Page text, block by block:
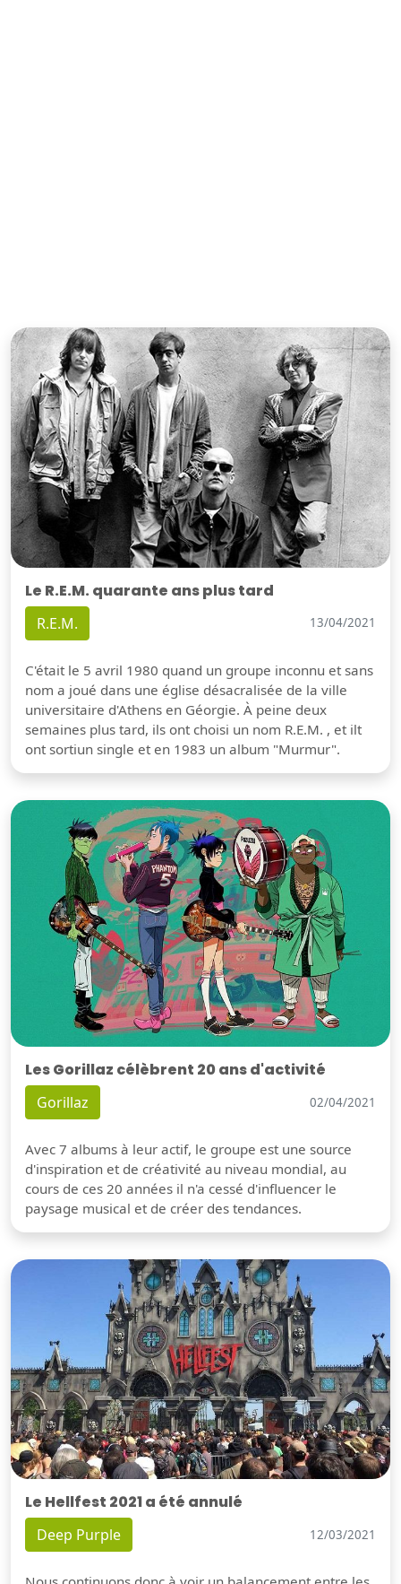
Le R.E.M. quarante ans plus tard
R.E.M. 13/04/2021
C'était le 5 avril 1980 quand un groupe inconnu et sans
nom a joué dans une église désacralisée de la ville
universitaire d'Athens en Géorgie. À peine deux
semaines plus tard, ils ont choisi un nom R.E.M. , et ilt
ont sortiun single et en 1983 un album "Murmur".
Les Gorillaz célèbrent 20 ans d'activité
Gorillaz 02/04/2021
Avec 7 albums à leur actif, le groupe est une source
d'inspiration et de créativité au niveau mondial, au
cours de ces 20 années il n'a cessé d'influencer le
paysage musical et de créer des tendances.
Le Hellfest 2021 a été annulé
Deep Purple 12/03/2021